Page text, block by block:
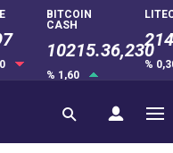
BITCOIN
CASH
10215.36,230
% 1,60
%